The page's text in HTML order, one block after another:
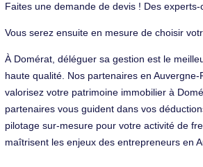
Faites une demande de devis ! Des
Vous serez ensuite en mesure de choisir
À Domérat, déléguer sa gestion est le
haute qualité. Nos partenaires en
valorisez votre patrimoine immobilier à
partenaires vous guident dans vos
pilotage sur-mesure pour votre activité de
maîtrisent les enjeux des entrepreneurs en